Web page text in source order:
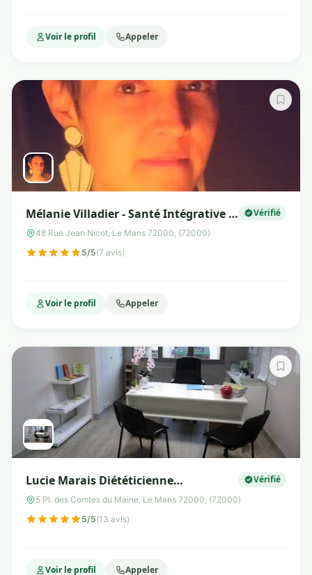
Voir le profil Appeler
Mélanie Villadier - Santé Intégrative -
Alimentation
Vérifié
48 Rue Jean Nicot, Le Mans 72000, (72000)
5/5(7 avis)
Voir le profil Appeler
Lucie Marais Diététicienne
Nutritionniste
Vérifié
5 Pl. des Comtes du Maine, Le Mans 72000, (72000)
5/5(13 avis)
Voir le profil Appeler